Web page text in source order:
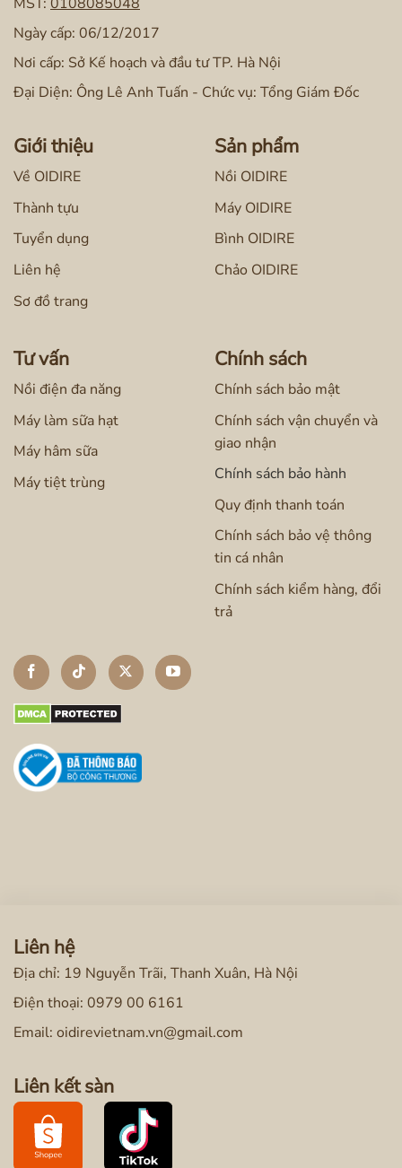
Ngày cấp: 06/12/2017
Nơi cấp: Sở Kế hoạch và đầu tư TP. Hà Nội
Đại Diện: Ông Lê Anh Tuấn - Chức vụ: Tổng Giám Đốc
Giới thiệu
Về OIDIRE
Thành tựu
Tuyển dụng
Liên hệ
Sơ đồ trang
Sản phẩm
Nồi OIDIRE
Máy OIDIRE
Bình OIDIRE
Chảo OIDIRE
Tư vấn
Nồi điện đa năng
Máy làm sữa hạt
Máy hâm sữa
Máy tiệt trùng
Chính sách
Chính sách bảo mật
Chính sách vận chuyển và
giao nhận
Chính sách bảo hành
Quy định thanh toán
Chính sách bảo vệ thông
tin cá nhân
Chính sách kiểm hàng, đổi
trả
Liên hệ
Địa chỉ: 19 Nguyễn Trãi, Thanh Xuân, Hà Nội
Điện thoại: 0979 00 6161
Email: oidirevietnam.vn@gmail.com
Liên kết sàn